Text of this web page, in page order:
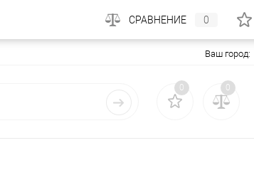
Ваш город:
0 0
СРАВНЕНИЕ 0